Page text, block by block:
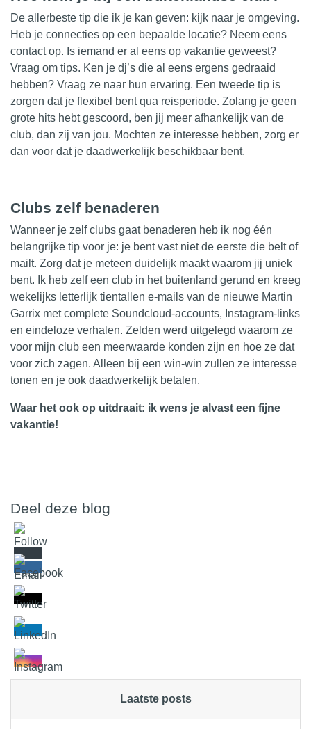
De allerbeste tip die ik je kan geven: kijk naar je omgeving.
Heb je connecties op een bepaalde locatie? Neem eens
contact op. Is iemand er al eens op vakantie geweest?
Vraag om tips. Ken je dj’s die al eens ergens gedraaid
hebben? Vraag ze naar hun ervaring. Een tweede tip is
zorgen dat je flexibel bent qua reisperiode. Zolang je geen
grote hits hebt gescoord, ben jij meer afhankelijk van de
club, dan zij van jou. Mochten ze interesse hebben, zorg er
dan voor dat je daadwerkelijk beschikbaar bent.
Clubs zelf benaderen
Wanneer je zelf clubs gaat benaderen heb ik nog één
belangrijke tip voor je: je bent vast niet de eerste die belt of
mailt. Zorg dat je meteen duidelijk maakt waarom jij uniek
bent. Ik heb zelf een club in het buitenland gerund en kreeg
wekelijks letterlijk tientallen e-mails van de nieuwe Martin
Garrix met complete Soundcloud-accounts, Instagram-links
en eindeloze verhalen. Zelden werd uitgelegd waarom ze
voor mijn club een meerwaarde konden zijn en hoe ze dat
voor zich zagen. Alleen bij een win-win zullen ze interesse
tonen en je ook daadwerkelijk betalen.
Waar het ook op uitdraait: ik wens je alvast een fijne
vakantie!
Deel deze blog
Laatste posts